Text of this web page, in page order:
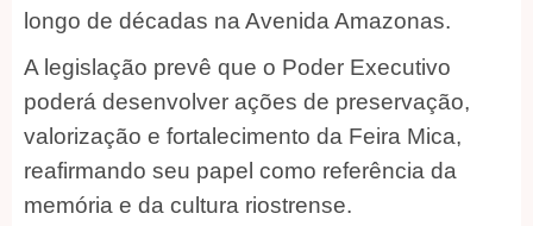
longo de décadas na Avenida Amazonas.
A legislação prevê que o Poder Executivo
poderá desenvolver ações de preservação,
valorização e fortalecimento da Feira Mica,
reafirmando seu papel como referência da
memória e da cultura riostrense.